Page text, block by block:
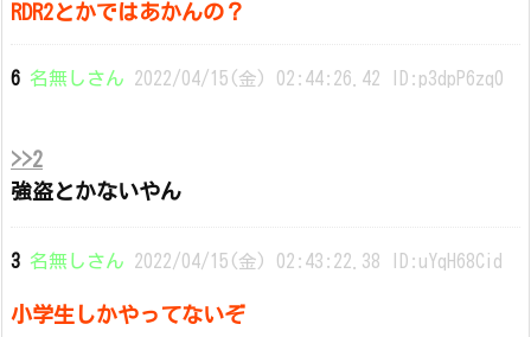
RDR2とかではあかんの？
6 名無しさん 2022/04/15(金) 02:44:26.42 ID:p3dpP6zq0
>>2
強盗とかないやん
3 名無しさん 2022/04/15(金) 02:43:22.38 ID:uYqH68Cid
小学生しかやってないぞ